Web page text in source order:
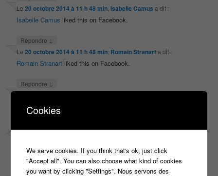
Le20 octobre 2014 à 11 h 48 min Isabelle Camus a dit :
Isabelle Camus liked this on Facebook.
Répondre ↓
Le20 octobre 2014 à 11 h 48 min Romain Stranarta dit :
Romain Stranart liked this on Facebook.
Répondre ↓
Jeremyy Palazzo
Angélique Gardin-Guillot liked this on Facebook.
Répondre↓
Cookies
We serve cookies. If you think that's ok, just click
"Accept all". You can also choose what kind of cookies
you want by clicking "Settings". Nous servons des